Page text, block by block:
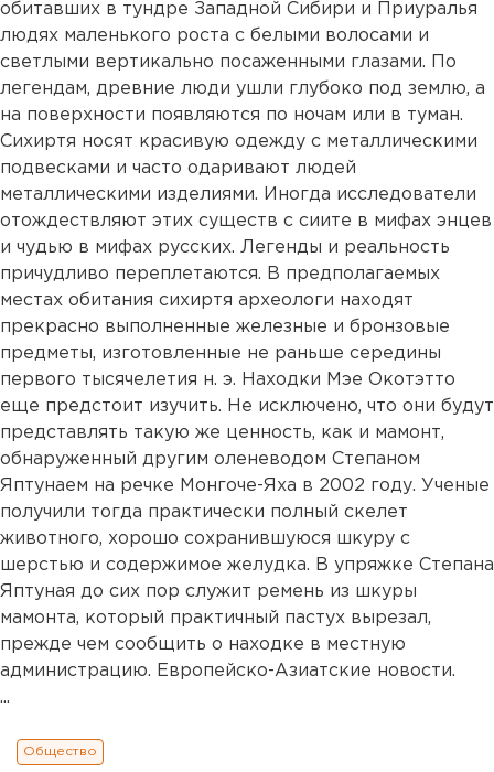
обитавших в тундре Западной Сибири и Приуралья
людях маленького роста с белыми волосами и
светлыми вертикально посаженными глазами. По
легендам, древние люди ушли глубоко под землю, а
на поверхности появляются по ночам или в туман.
Сихиртя носят красивую одежду с металлическими
подвесками и часто одаривают людей
металлическими изделиями. Иногда исследователи
отождествляют этих существ с сиите в мифах энцев
и чудью в мифах русских. Легенды и реальность
причудливо переплетаются. В предполагаемых
местах обитания сихиртя археологи находят
прекрасно выполненные железные и бронзовые
предметы, изготовленные не раньше середины
первого тысячелетия н. э. Находки Мэе Окотэтто
еще предстоит изучить. Не исключено, что они будут
представлять такую же ценность, как и мамонт,
обнаруженный другим оленеводом Степаном
Яптунаем на речке Монгоче-Яха в 2002 году. Ученые
получили тогда практически полный скелет
животного, хорошо сохранившуюся шкуру с
шерстью и содержимое желудка. В упряжке Степана
Яптуная до сих пор служит ремень из шкуры
мамонта, который практичный пастух вырезал,
прежде чем сообщить о находке в местную
администрацию. Европейско-Азиатские новости.
...
Общество